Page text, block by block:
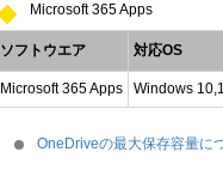
Microsoft 365 Apps
ソフトウエア 対応OS
Microsoft 365 Apps Windows
OneDriveの最大保存容量に